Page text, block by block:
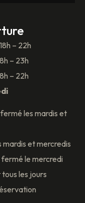
– 22h
– 23h
– 22h
fermé les mardis et
et mercredis
fermé le mercredi
les jours